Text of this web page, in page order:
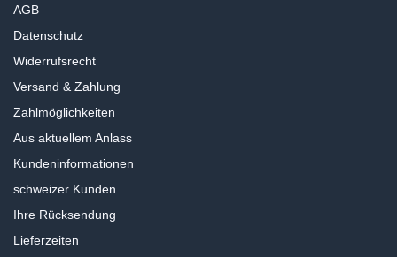
AGB
Datenschutz
Widerrufsrecht
Versand & Zahlung
Zahlmöglichkeiten
Aus aktuellem Anlass
Kundeninformationen
schweizer Kunden
Ihre Rücksendung
Lieferzeiten